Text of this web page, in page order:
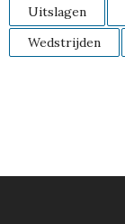
Uitslagen
Wedstrijden